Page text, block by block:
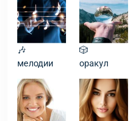
🎶
мелодии
🎲
оракул